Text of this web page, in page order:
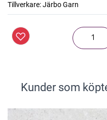
Tillverkare:Järbo Garn
Kunder som